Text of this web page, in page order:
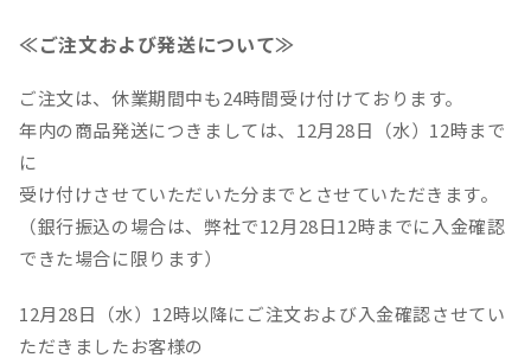
≪ご注文および発送について≫
ご注文は、休業期間中も24時間受け付けております。
年内の商品発送につきましては、12月28日（水）12時まで
に
受け付けさせていただいた分までとさせていただきます。
（銀行振込の場合は、弊社で12月28日12時までに入金確認
できた場合に限ります）
12月28日（水）12時以降にご注文および入金確認させてい
ただきましたお客様の